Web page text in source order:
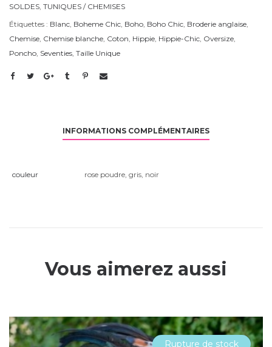
SOLDES TUNIQUES / CHEMISES
Étiquettes : Blanc Boheme Chic Boho Boho Chic Broderie anglaise
Chemise Chemise blanche Coton Hippie Hippie-Chic Oversize
Poncho Seventies Taille Unique
INFORMATIONS COMPLÉMENTAIRES
couleur rose poudre gris noir
Vous aimerez aussi
Rupture de stock